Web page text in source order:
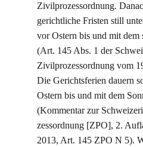
Zivilprozessordnung.
gerichtliche Fristen still
vor Ostern bis und mit dem
(Art. 145 Abs. 1 der
Zivilprozessordnung vom
Die Gerichtsferien dauern
Ostern bis und mit dem
(Kommentar zur
zessordnung [ZPO], 2.
2013, Art. 145 ZPO N 5).